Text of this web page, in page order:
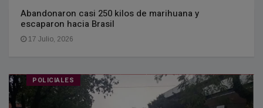
Abandonaron casi 250 kilos de marihuana y
escaparon hacia Brasil
17 Julio, 2026
POLICIALES